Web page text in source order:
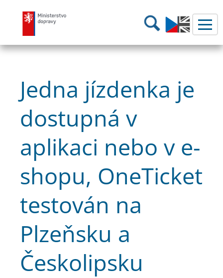
Ministerstvo dopravy Hledání
Jedna jízdenka je
dostupná v
aplikaci nebo v e-
shopu, OneTicket
testován na
Plzeňsku a
Českolipsku